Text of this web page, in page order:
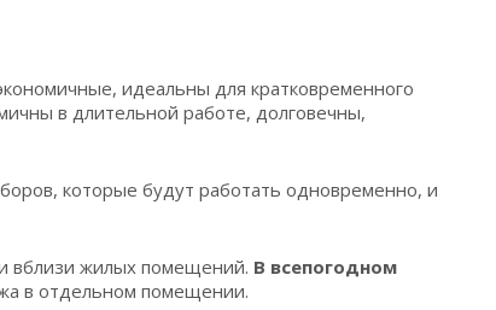
идеальны для кратковременного
в длительной работе, долговечны,
которые будут работать одновременно, и
вблизи жилых помещений. В всепогодном
в отдельном помещении.